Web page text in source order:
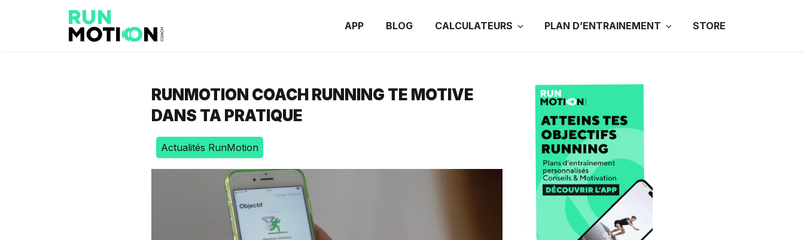
APP BLOG CALCULATEURS PLAN D’ENTRAINEMENT STORE
RUNMOTION COACH RUNNING TE MOTIVE
DANS TA PRATIQUE
Actualités RunMotion